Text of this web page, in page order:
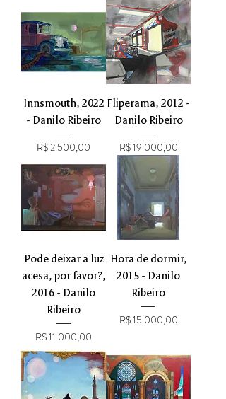
Innsmouth, 2022
- Danilo Ribeiro
Preço
R$ 2.500,00
Fliperama, 2012 -
Danilo Ribeiro
Preço
R$ 19.000,00
Pode deixar a luz
acesa, por favor?,
2016 - Danilo
Ribeiro
Preço
R$ 11.000,00
Hora de dormir,
2015 - Danilo
Ribeiro
Preço
R$ 15.000,00